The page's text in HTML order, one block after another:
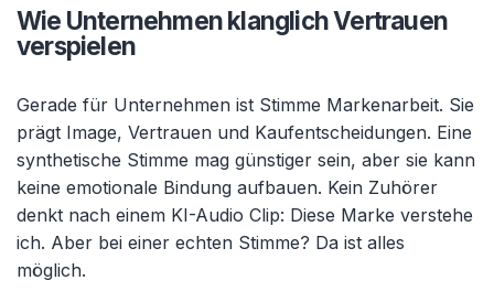
Wie Unternehmen klanglich Vertrauen
verspielen
Gerade für Unternehmen ist Stimme Markenarbeit. Sie
prägt Image, Vertrauen und Kaufentscheidungen. Eine
synthetische Stimme mag günstiger sein, aber sie kann
keine emotionale Bindung aufbauen. Kein Zuhörer
denkt nach einem KI-Audio Clip: Diese Marke verstehe
ich. Aber bei einer echten Stimme? Da ist alles
möglich.